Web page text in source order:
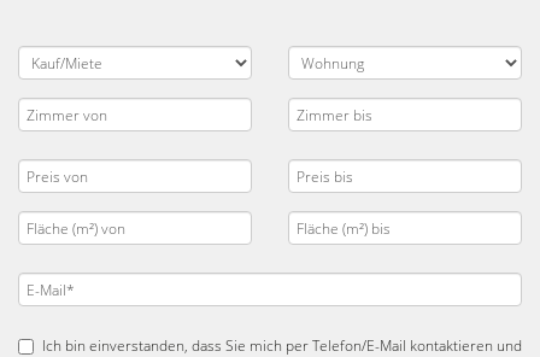
Ich bin einverstanden, dass Sie mich per Telefon/E-Mail kontaktieren und